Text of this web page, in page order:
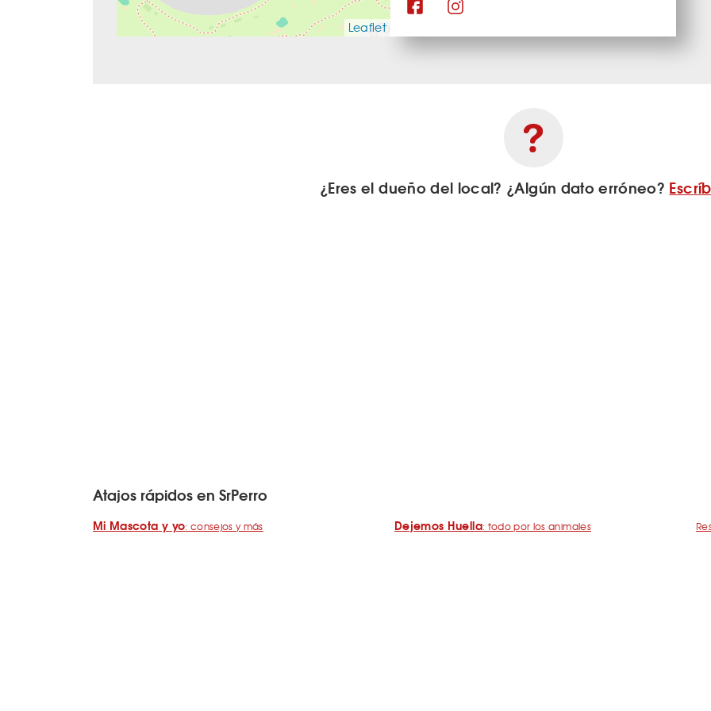
Leaflet
¿Eres el dueño del local? ¿Algún dato erróneo?
Atajos rápidos en SrPerro
Mi Mascota y yo: consejos y más Dejemos Huella: todo por los animales